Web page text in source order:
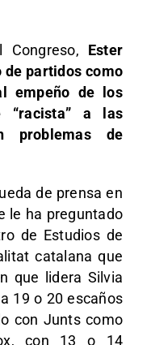
Ester
de partidos como
empeño de los
“racista” a las
problemas de
de prensa en
le ha preguntado
de Estudios de
catalana que
que lidera Silvia
19 o 20 escaños
con Junts como
con 13 o 14